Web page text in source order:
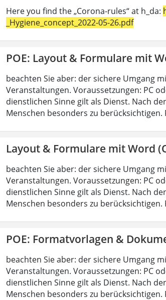
Here you find the „Corona-rules“ at h_da:
_Hygiene_concept_2022-05-26.pdf
POE: Layout & Formulare mit
beachten Sie aber: der sichere Umgang
Veranstaltungen. Voraussetzungen: PC
dienstlichen Sinne gilt als Dienst. Nach
Menschen besonders zu berücksichtigen.
Layout & Formulare mit Word
beachten Sie aber: der sichere Umgang
Veranstaltungen. Voraussetzungen: PC
dienstlichen Sinne gilt als Dienst. Nach
Menschen besonders zu berücksichtigen.
POE: Formatvorlagen &
beachten Sie aber: der sichere Umgang
Veranstaltungen. Voraussetzungen: PC
dienstlichen Sinne gilt als Dienst. Nach
Menschen besonders zu berücksichtigen.